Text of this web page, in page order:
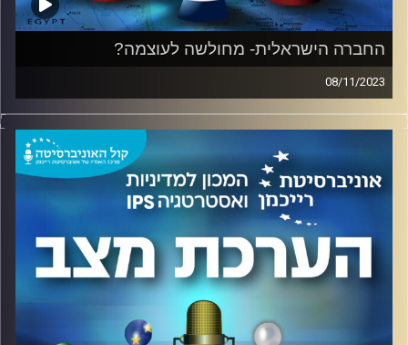
קרדיט תמונות:המכון למדיניות ואסטרטגיה
החברה הישראלית- מחולשה לעוצמה?
08/11/2023
על מצב החברה הישראלית ערב אירועי 7.10 – כיצד משפיעה
הלחימה והטיפול בנושא החטופים והחטופות על החוסן
הלאומי ועל העורף הישראלי? שיקום המדינה והחברה – כיצד
ועל ידי מי? כל זאת, בפודקאסט.
בהשתתפות: ליאור אקרמן, ראש תחום החוסן הלאומי במכון
למדיניות ואסטרטגיה באוניברסיטת רייכמן
בהנחיית: עודד ליאופולד שחקן ומוסיקאי, מומחה לגישור
וניהול משברים.